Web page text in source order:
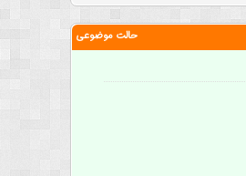
حالت موضوعی